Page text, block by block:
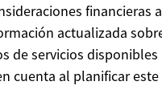
financieras
actualizada
de servicios
cuenta al planificar